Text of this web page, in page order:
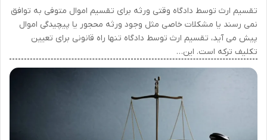
تقسیم ارث توسط دادگاه وقتی ورثه برای تقسیم اموال متوفی به توافق
نمی رسند یا مشکلات خاصی مثل وجود ورثه محجور یا پیچیدگی اموال
پیش می آید، تقسیم ارث توسط دادگاه تنها راه قانونی برای تعیین
تکلیف ترکه است. این…